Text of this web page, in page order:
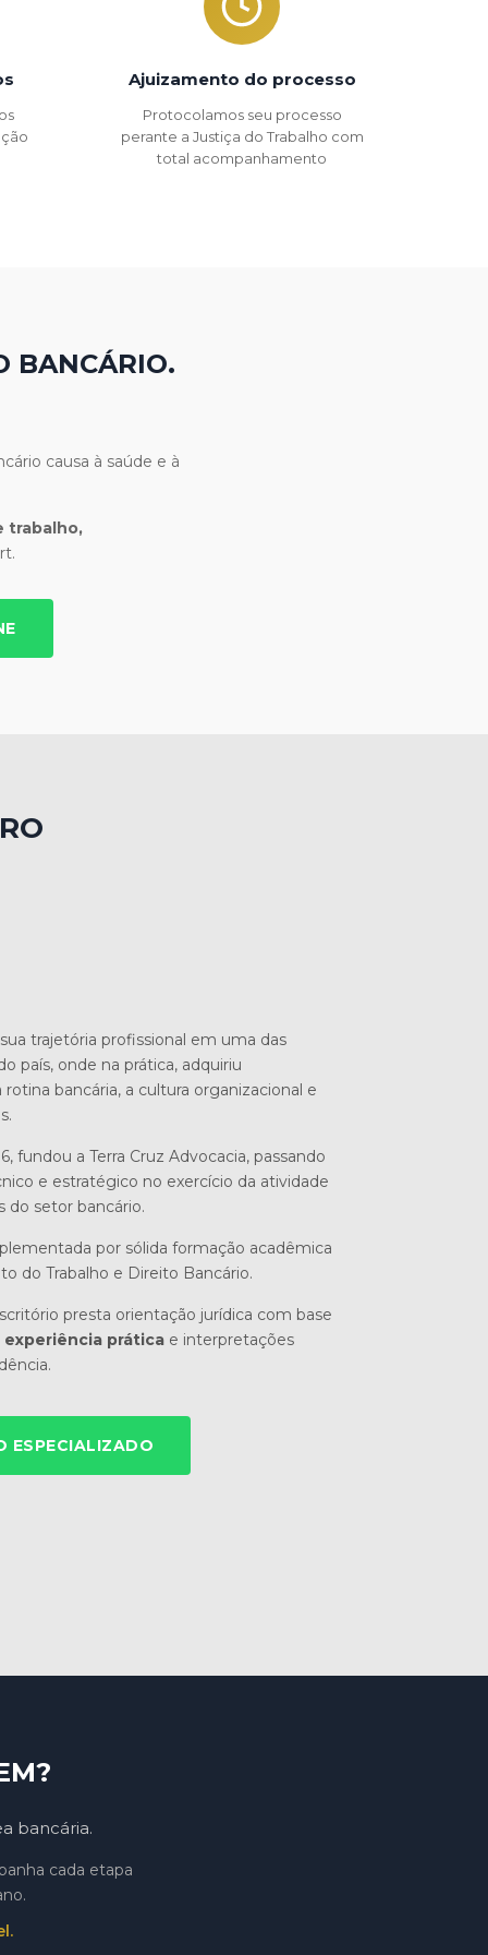
Ajuizamento do processo
Protocolamos seu processo
perante a Justiça do Trabalho com
total acompanhamento
BANCÁRIO.
causa à saúde e à
trabalho,
trajetória profissional em uma das
país, onde na prática, adquiriu
bancária, a cultura organizacional e
fundou a Terra Cruz Advocacia, passando
e estratégico no exercício da atividade
do setor bancário.
por sólida formação acadêmica
do Trabalho e Direito Bancário.
presta orientação jurídica com base
prática e interpretações
ESPECIALIZADO
bancária.
cada etapa